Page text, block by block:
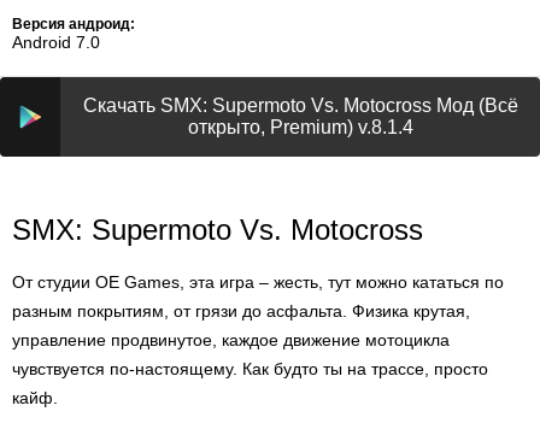
Версия андроид:
Android 7.0
Скачать SMX: Supermoto Vs. Motocross Мод (Всё
открыто, Premium) v.8.1.4
SMX: Supermoto Vs. Motocross
От студии OE Games, эта игра – жесть, тут можно кататься по
разным покрытиям, от грязи до асфальта. Физика крутая,
управление продвинутое, каждое движение мотоцикла
чувствуется по-настоящему. Как будто ты на трассе, просто
кайф.